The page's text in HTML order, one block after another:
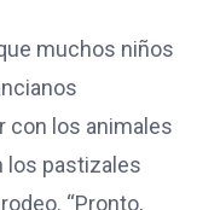
muchos niños
con los animales
los pastizales
“Pronto,